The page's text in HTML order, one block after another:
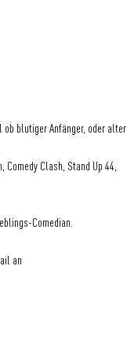
ob blutiger Anfänger, oder alter
Comedy Clash, Stand Up 44,
Comedian.
an